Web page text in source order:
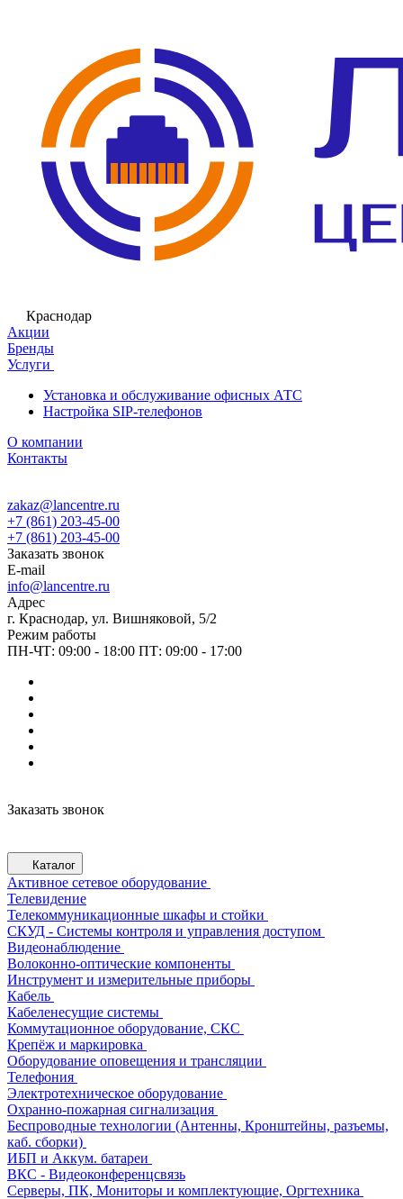
Краснодар
Акции
Бренды
Услуги
Установка и обслуживание офисных АТС
Настройка SIP-телефонов
О компании
Контакты
zakaz@lancentre.ru
+7 (861) 203-45-00
+7 (861) 203-45-00
Заказать звонок
E-mail
info@lancentre.ru
Адрес
г. Краснодар, ул. Вишняковой, 5/2
Режим работы
ПН-ЧТ: 09:00 - 18:00 ПТ: 09:00 - 17:00
Заказать звонок
Каталог
Активное сетевое оборудование
Телевидение
Телекоммуникационные шкафы и стойки
СКУД - Системы контроля и управления доступом
Видеонаблюдение
Волоконно-оптические компоненты
Инструмент и измерительные приборы
Кабель
Кабеленесущие системы
Коммутационное оборудование, СКС
Крепёж и маркировка
Оборудование оповещения и трансляции
Телефония
Электротехническое оборудование
Охранно-пожарная сигнализация
Беспроводные технологии (Антенны, Кронштейны, разъемы,
каб. сборки)
ИБП и Аккум. батареи
ВКС - Видеоконференцсвязь
Серверы, ПК, Мониторы и комплектующие, Оргтехника